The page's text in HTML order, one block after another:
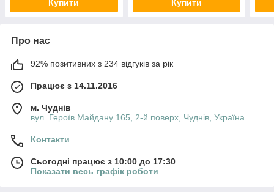
Купити Купити
Про нас
92% позитивних з 234 відгуків за рік
Працює з 14.11.2016
м. Чуднів
вул. Героїв Майдану 165, 2-й поверх, Чуднів, Україна
Контакти
Сьогодні працює з 10:00 до 17:30
Показати весь графік роботи